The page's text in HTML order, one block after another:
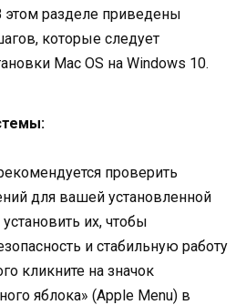
этом разделе приведены
которые следует
Mac OS на Windows 10.
проверить
для вашей установленной
их, чтобы
и стабильную работу
кликните на значок
яблока» (Apple Menu) в